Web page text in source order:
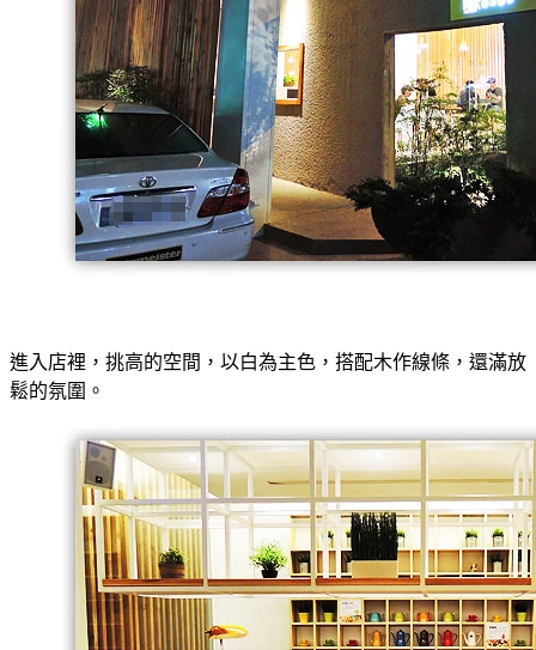
進入店裡，挑高的空間，以白為主色，搭配木作線條，還滿放
鬆的氛圍。